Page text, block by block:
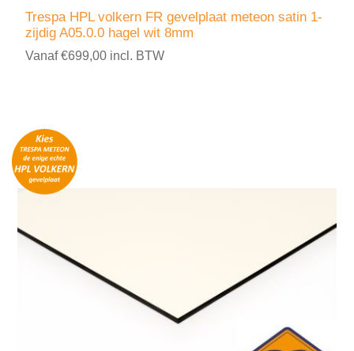
Trespa HPL volkern FR gevelplaat meteon satin 1-
zijdig A05.0.0 hagel wit 8mm
Vanaf €699,00 incl. BTW